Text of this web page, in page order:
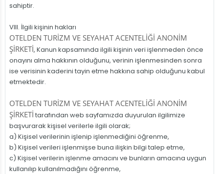
sahiptir.
VIII. İlgili kişinin hakları
OTELDEN TURİZM VE SEYAHAT ACENTELİĞİ ANONİM
ŞİRKETİ, Kanun kapsamında ilgili kişinin veri işlenmeden önce
onayını alma hakkının olduğunu, verinin işlenmesinden sonra
ise verisinin kaderini tayin etme hakkına sahip olduğunu kabul
etmektedir.
OTELDEN TURİZM VE SEYAHAT ACENTELİĞİ ANONİM
ŞİRKETİ tarafından web sayfamızda duyurulan ilgilimize
başvurarak kişisel verilerle ilgili olarak;
a) Kişisel verilerinin işlenip işlenmediğini öğrenme,
b) Kişisel verileri işlenmişse buna ilişkin bilgi talep etme,
c) Kişisel verilerin işlenme amacını ve bunların amacına uygun
kullanılıp kullanılmadığını öğrenme,